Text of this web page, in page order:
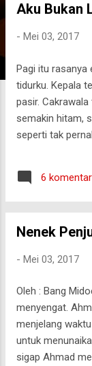
Aku Bukan
- Mei 03, 2017
Pagi itu rasanya
tidurku. Kepala
pasir.
semakin hitam,
seperti tak
Pikiranku
perjumpaan
mukanya
jika ku
Perjumpaanku
ku tolak. Dari
bersama, lalu
6 komentar
Nenek
- Mei 03, 2017
Oleh : Bang
menyengat.
menjelang
untuk
sigap Ahmad